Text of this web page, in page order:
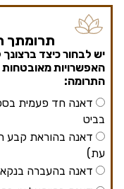
תרומתך
יש לבחור כיצד
האפשרויות מאובטחות
התרומה:
דאנה חד פעמית
בביט
דאנה בהוראת קבע
עת)
דאנה בהעברה